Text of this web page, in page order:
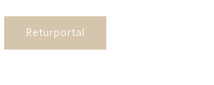
Returportal